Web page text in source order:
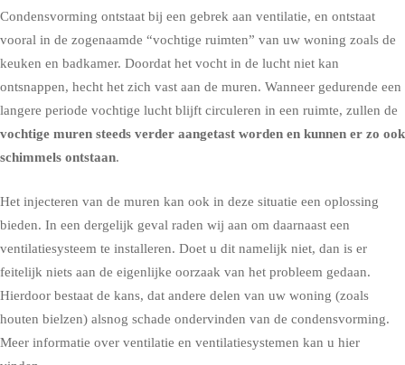
Condensvorming ontstaat bij een gebrek aan ventilatie, en ontstaat
vooral in de zogenaamde “vochtige ruimten” van uw woning zoals de
keuken en badkamer. Doordat het vocht in de lucht niet kan
ontsnappen, hecht het zich vast aan de muren. Wanneer gedurende een
langere periode vochtige lucht blijft circuleren in een ruimte, zullen de
vochtige muren steeds verder aangetast worden en kunnen er zo ook
schimmels ontstaan.
Het injecteren van de muren kan ook in deze situatie een oplossing
bieden. In een dergelijk geval raden wij aan om daarnaast een
ventilatiesysteem te installeren. Doet u dit namelijk niet, dan is er
feitelijk niets aan de eigenlijke oorzaak van het probleem gedaan.
Hierdoor bestaat de kans, dat andere delen van uw woning (zoals
houten bielzen) alsnog schade ondervinden van de condensvorming.
Meer informatie over ventilatie en ventilatiesystemen kan u hier